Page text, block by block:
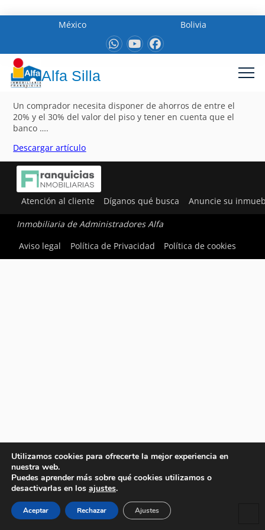
México Bolivia
Alfa Silla
Un comprador necesita disponer de ahorros de entre el
20% y el 30% del valor del piso y tener en cuenta que el
banco ….
Descargar artículo
Atención al cliente Díganos qué busca Anuncie su
Inmobiliaria de Administradores Alfa
Aviso legal
Política de Privacidad Política de cookies
Utilizamos cookies para ofrecerte la mejor experiencia en
nuestra web.
Puedes aprender más sobre qué cookies utilizamos o
desactivarlas en los ajustes.
Aceptar Rechazar Ajustes